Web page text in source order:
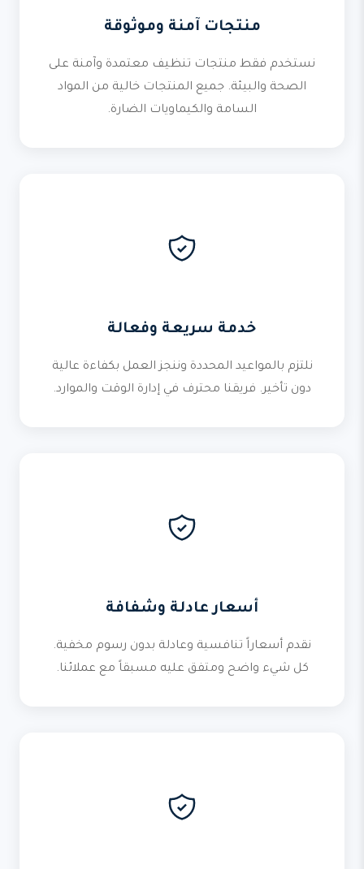
منتجات آمنة وموثوقة
نستخدم فقط منتجات تنظيف معتمدة وآمنة على
الصحة والبيئة. جميع المنتجات خالية من المواد
السامة والكيماويات الضارة.
خدمة سريعة وفعالة
نلتزم بالمواعيد المحددة وننجز العمل بكفاءة عالية
دون تأخير. فريقنا محترف في إدارة الوقت والموارد.
أسعار عادلة وشفافة
نقدم أسعاراً تنافسية وعادلة بدون رسوم مخفية.
كل شيء واضح ومتفق عليه مسبقاً مع عملائنا.